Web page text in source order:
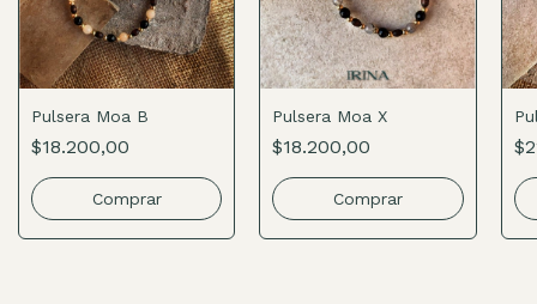
Pulsera Moa B
$18.200,00
Comprar
Pulsera Moa X
$18.200,00
Comprar